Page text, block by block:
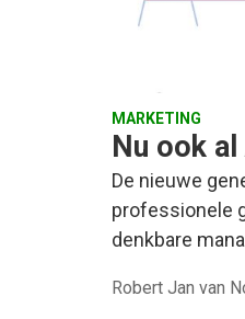
MARKETING
Nu ook
De nieuwe
professionele
denkbare
Robert Jan van